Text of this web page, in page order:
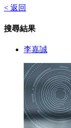
< 返回
搜尋結果
李嘉誠